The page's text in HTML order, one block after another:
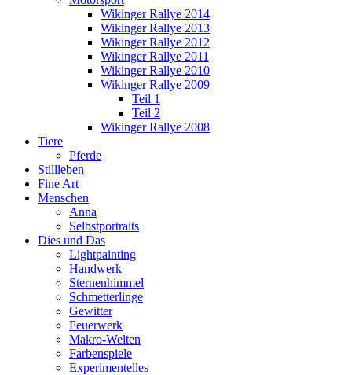
Wikinger Rallye 2014
Wikinger Rallye 2013
Wikinger Rallye 2012
Wikinger Rallye 2011
Wikinger Rallye 2010
Wikinger Rallye 2009
Teil 1
Teil 2
Wikinger Rallye 2008
Tiere
Pferde
Stillleben
Fine Art
Menschen
Anna
Selbstportraits
Dies und Das
Lightpainting
Handwerk
Sternenhimmel
Schmetterlinge
Gewitter
Feuerwerk
Makro-Welten
Farbenspiele
Experimentelles